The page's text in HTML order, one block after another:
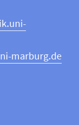
marburg.de